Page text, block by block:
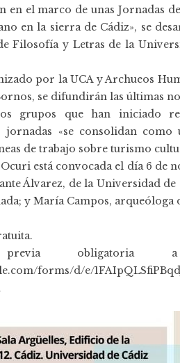
en el marco de unas Jornadas
en la sierra de Cádiz», se
Filosofía y Letras de la
por la UCA y Archueos
se difundirán las últimas
grupos que han iniciado
jornadas «se consolidan
de trabajo sobre turismo
está convocada el día 6 de
Álvarez, de la Universidad
y María Campos, arqueóloga
previa
forms/d/e/